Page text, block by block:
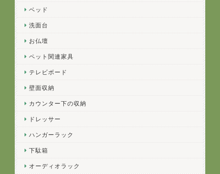
ベッド
洗面台
お仏壇
ペット関連家具
テレビボード
壁面収納
カウンター下の収納
ドレッサー
ハンガーラック
下駄箱
オーディオラック